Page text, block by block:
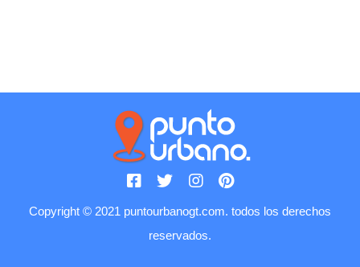
Copyright © 2021 puntourbanogt.com. todos los derechos
reservados.